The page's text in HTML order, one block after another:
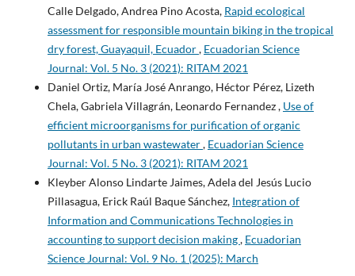
Calle Delgado, Andrea Pino Acosta, Rapid ecological
assessment for responsible mountain biking in the tropical
dry forest, Guayaquil, Ecuador, Ecuadorian Science
Journal: Vol. 5 No. 3 (2021): RITAM 2021
Daniel Ortiz, María José Anrango, Héctor Pérez, Lizeth
Chela, Gabriela Villagrán, Leonardo Fernandez , Use of
efficient microorganisms for purification of organic
pollutants in urban wastewater, Ecuadorian Science
Journal: Vol. 5 No. 3 (2021): RITAM 2021
Kleyber Alonso Lindarte Jaimes, Adela del Jesús Lucio
Pillasagua, Erick Raúl Baque Sánchez, Integration of
Information and Communications Technologies in
accounting to support decision making, Ecuadorian
Science Journal: Vol. 9 No. 1 (2025): March